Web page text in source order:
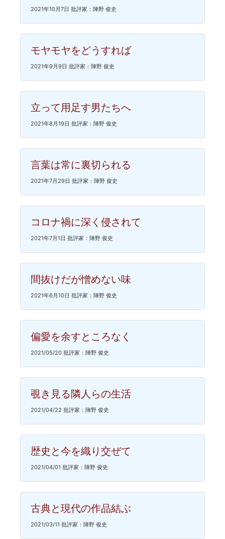
2021年10月7日 批評家：陣野 俊史
モヤモヤをどうすれば
2021年9月9日 批評家：陣野 俊史
立って用足す男たちへ
2021年8月19日 批評家：陣野 俊史
言葉は常に裏切られる
2021年7月29日 批評家：陣野 俊史
コロナ禍に深く侵されて
2021年7月1日 批評家：陣野 俊史
間抜けだが憎めない味
2021年6月10日 批評家：陣野 俊史
偏愛を余すところなく
2021/05/20 批評家：陣野 俊史
覗き見る隣人らの生活
2021/04/22 批評家：陣野 俊史
歴史と今を織り交ぜて
2021/04/01 批評家：陣野 俊史
古典と現代の作品結ぶ
2021/03/11 批評家：陣野 俊史